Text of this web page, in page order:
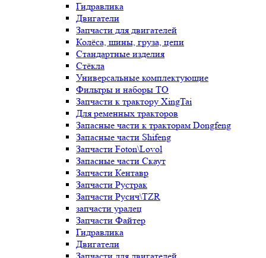
Гидравлика
Двигатели
Запчасти для двигателей
Колёса, шины, груза, цепи
Стандартные изделия
Стёкла
Универсальные комплектующие
Фильтры и наборы ТО
Запчасти к трактору XingTai
Для ременных тракторов
Запасные части к тракторам Dongfeng
Запасные части Shifeng
Запчасти Foton\Lovol
Запасные части Скаут
Запчасти Кентавр
Запчасти Рустрак
Запчасти Русич\TZR
запчасти уралец
Запчасти Файтер
Гидравлика
Двигатели